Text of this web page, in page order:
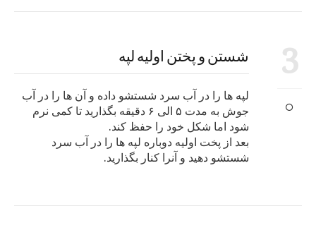
3 شستن و پختن اولیه لپه
لپه ها را در آب سرد شستشو داده و آن ها را در آب
جوش به مدت ۵ الی ۶ دقیقه بگذارید تا کمی نرم
شود اما شکل خود را حفظ کند.
بعد از پخت اولیه دوباره لپه ها را در آب سرد
شستشو دهید و آنرا کنار بگذارید.